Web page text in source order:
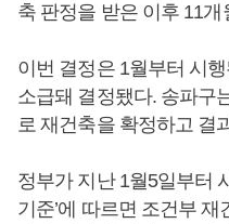
축 판정을 받은 이후 11
이번 결정은 1월부터 시
소급돼 결정됐다. 송파구
로 재건축을 확정하고 결
정부가 지난 1월5일부터
기준’에 따르면 조건부